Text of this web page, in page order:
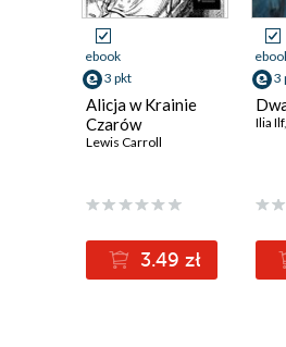
ebook
3 pkt
Alicja w Krainie
Czarów
Lewis Carroll
3.49 zł
3
Ilia Ilf,